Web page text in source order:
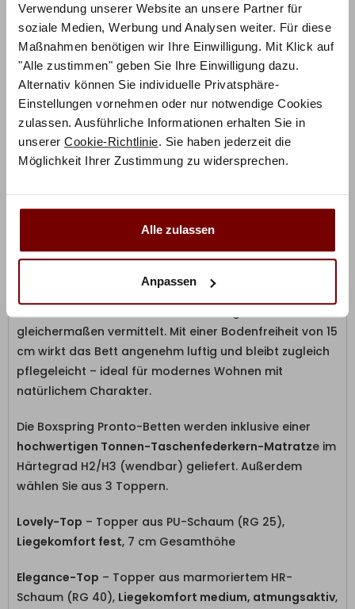
Verwendung unserer Website an unsere Partner für
soziale Medien, Werbung und Analysen weiter. Für diese
Maßnahmen benötigen wir Ihre Einwilligung. Mit Klick auf
"Alle zustimmen" geben Sie Ihre Einwilligung dazu.
Alternativ können Sie individuelle Privatsphäre-
Einstellungen vornehmen oder nur notwendige Cookies
zulassen. Ausführliche Informationen erhalten Sie in
unserer Cookie-Richtlinie. Sie haben jederzeit die
Möglichkeit Ihrer Zustimmung zu widersprechen.
Alle zulassen
Anpassen
Produktbeschreibung
DasBoxspringbett Imelda Prontoverbindet moderne
Formensprache mit natürlichen Materialien und hohem
Schlafkomfort. Besonders ins Auge fällt das optisch
zweigeteiltgepolsterte Kopfteil imlegeren Kissenstil
zugleich Gemütlichkeit ausstrahlt.
Ein markanter Holzsockel aus Massivholz bildet die
Basis und hebt die handwerkliche Qualität hervor.
entsteht ein harmonisches
gleichermaßen vermittelt. Mit einer Bodenfreiheit von 15
cm wirkt das Bett angenehm luftig und bleibt zugleich
pflegeleicht – ideal für modernes Wohnen mit
natürlichem Charakter.
Die Boxspring Pronto-Betten werden inklusive einer
hochwertigen Tonnen-Taschenfederkern-Matratze im
Härtegrad H2/H3 (wendbar) geliefert. Außerdem
wählen Sie aus 3 Toppern.
Lovely-Top – Topper aus PU-Schaum (RG 25),
Liegekomfort fest, 7 cm Gesamthöhe
Elegance-Top – Topper aus marmoriertem HR-
Schaum (RG 40), Liegekomfort medium, atmungsaktiv,